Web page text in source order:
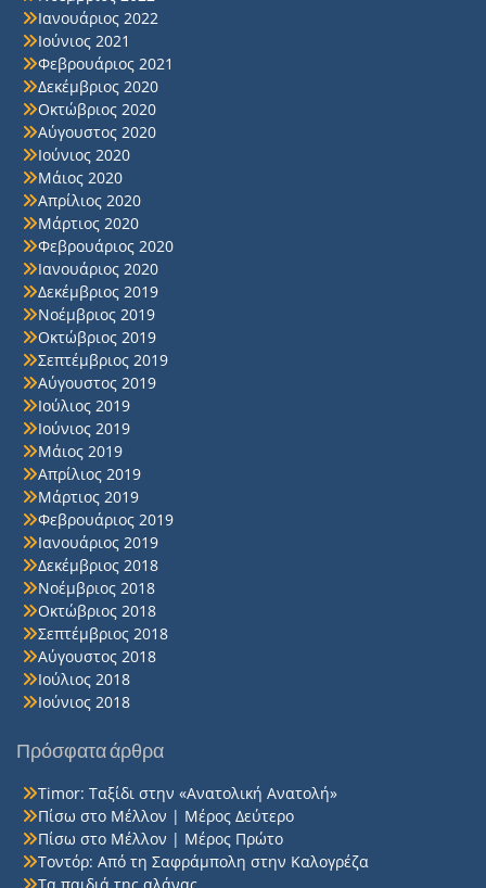
Ιανουάριος 2022
Ιούνιος 2021
Φεβρουάριος 2021
Δεκέμβριος 2020
Οκτώβριος 2020
Αύγουστος 2020
Ιούνιος 2020
Μάιος 2020
Απρίλιος 2020
Μάρτιος 2020
Φεβρουάριος 2020
Ιανουάριος 2020
Δεκέμβριος 2019
Νοέμβριος 2019
Οκτώβριος 2019
Σεπτέμβριος 2019
Αύγουστος 2019
Ιούλιος 2019
Ιούνιος 2019
Μάιος 2019
Απρίλιος 2019
Μάρτιος 2019
Φεβρουάριος 2019
Ιανουάριος 2019
Δεκέμβριος 2018
Νοέμβριος 2018
Οκτώβριος 2018
Σεπτέμβριος 2018
Αύγουστος 2018
Ιούλιος 2018
Ιούνιος 2018
Πρόσφατα άρθρα
Timor: Ταξίδι στην «Ανατολική Ανατολή»
Πίσω στο Μέλλον | Μέρος Δεύτερο
Πίσω στο Μέλλον | Μέρος Πρώτο
Τοντόρ: Από τη Σαφράμπολη στην Καλογρέζα